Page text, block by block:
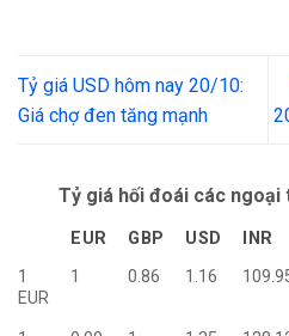
Tỷ giá USD hôm nay 20/10:
Giá chợ đen tăng mạnh
Tỷ giá hối đoái các ngoại
EUR GBP USD INR
1
EUR
1 0.86 1.16